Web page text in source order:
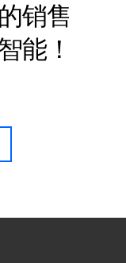
销售
能！